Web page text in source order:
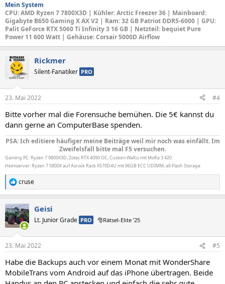
Mein System
CPU: AMD Ryzen 7 7800X3D | Kühler: Arctic Freezer 36 | Mainboard:
Gigabyte B650 Gaming X AX V2 | Ram: 32 GB Patriot DDR5-6000 | GPU:
Palit GeForce RTX 5060 Ti Infinity 3 16 GB | Netzteil: bequiet Pure
Power 11 600 Watt | Gehäuse: Corsair 5000D Airflow
Rickmer
Silent-Fanatiker PRO
23. Mai 2022 #4
Bitte vorher mal die Forensuche bemühen. Die 5€ kannst du
dann gerne an ComputerBase spenden.
PSA: Ich editiere häufiger meine Beiträge weil mir noch was einfällt. Im
Zweifelsfall bitte mal F5 versuchen.
Gaming PC: Ryzen 7 9800X3D, Zotac RTX 4090 OC, Custom WaKü mit MoRa 3 420
Heimserver: Ryzen 7 5800X auf Asrock Rack X570D4U mit 96GB ECC UDIMM, all-Flash Storage
R
e
k
t
i
e
:
cruse
Geisi
Lt. Junior Grade PRO 🎅Rätsel-Elite ’25
23. Mai 2022 #5
Habe die Backups auch vor einem Monat mit WonderShare
MobileTrans vom Android auf das iPhone übertragen. Beide